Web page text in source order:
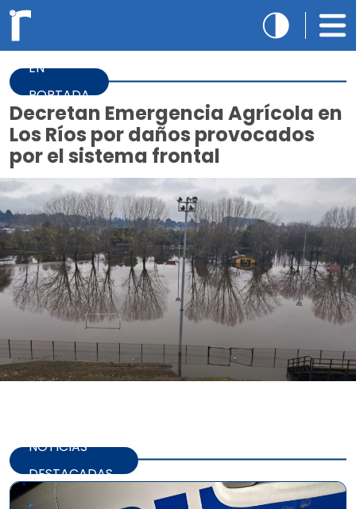
EN
PORTADA
Decretan Emergencia Agrícola en
Los Ríos por daños provocados
por el sistema frontal
NOTICIAS
DESTACADAS